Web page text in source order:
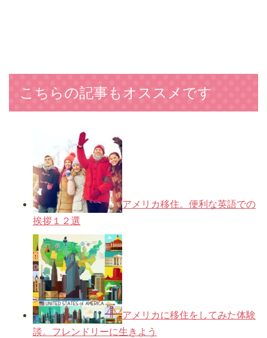
こちらの記事もオススメです
アメリカ移住。便利な英語での
挨拶１２選
アメリカに移住をしてみた体験
談。フレンドリーに生きよう